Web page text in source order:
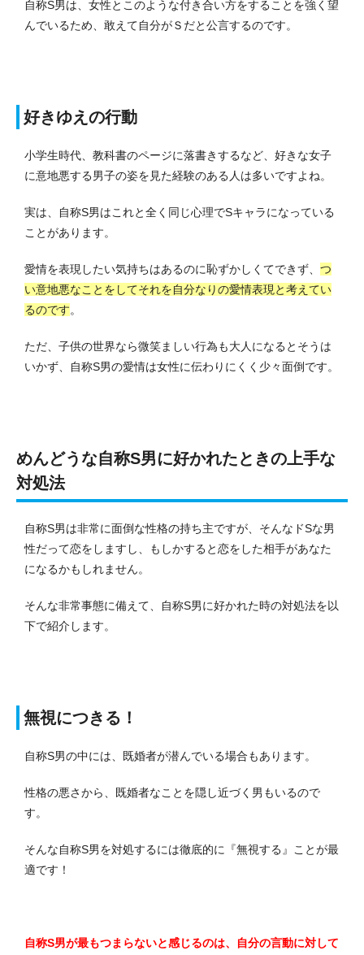
自称S男は、女性とこのような付き合い方をすることを強く望
んでいるため、敢えて自分がＳだと公言するのです。
好きゆえの行動
小学生時代、教科書のページに落書きするなど、好きな女子
に意地悪する男子の姿を見た経験のある人は多いですよね。
実は、自称S男はこれと全く同じ心理でSキャラになっている
ことがあります。
愛情を表現したい気持ちはあるのに恥ずかしくてできず、 つ
い意地悪なことをしてそれを自分なりの愛情表現と考えてい
るのです。
ただ、子供の世界なら微笑ましい行為も大人になるとそうは
いかず、自称S男の愛情は女性に伝わりにくく少々面倒です。
めんどうな自称S男に好かれたときの上手な
対処法
自称S男は非常に面倒な性格の持ち主ですが、そんなドSな男
性だって恋をしますし、もしかすると恋をした相手があなた
になるかもしれません。
そんな非常事態に備えて、自称S男に好かれた時の対処法を以
下で紹介します。
無視につきる！
自称S男の中には、既婚者が潜んでいる場合もあります。
性格の悪さから、既婚者なことを隠し近づく男もいるので
す。
そんな自称S男を対処するには徹底的に『無視する』ことが最
適です！
自称S男が最もつまらないと感じるのは、自分の言動に対して